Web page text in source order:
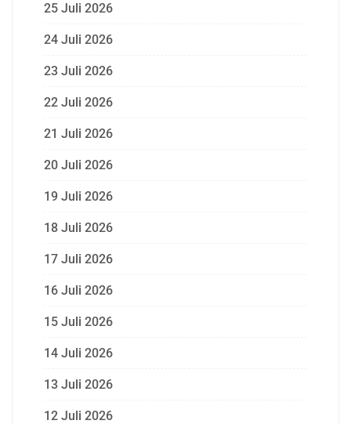
25 Juli 2026
24 Juli 2026
23 Juli 2026
22 Juli 2026
21 Juli 2026
20 Juli 2026
19 Juli 2026
18 Juli 2026
17 Juli 2026
16 Juli 2026
15 Juli 2026
14 Juli 2026
13 Juli 2026
12 Juli 2026